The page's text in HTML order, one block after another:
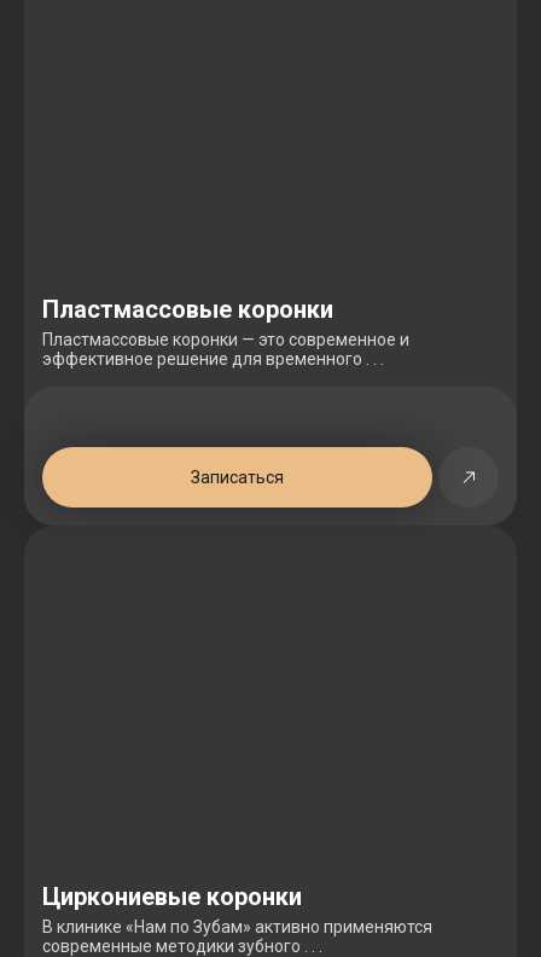
Пластмассовые коронки
Пластмассовые коронки — это современное и
эффективное решение для временного . . .
Записаться
Циркониевые коронки
В клинике «Нам по Зубам» активно применяются
современные методики зубного . . .